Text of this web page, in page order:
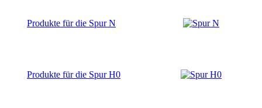
Produkte für die Spur N
Produkte für die Spur H0